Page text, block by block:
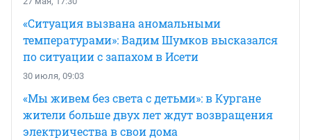
«Ситуация вызвана аномальными
температурами»: Вадим Шумков высказался
по ситуации с запахом в Исети
30 июля, 09:03
«Мы живем без света с детьми»: в Кургане
жители больше двух лет ждут возвращения
электричества в свои дома